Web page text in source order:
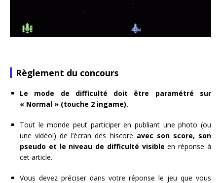
Règlement du concours
Le mode de difficulté doit être paramétré sur
« Normal » (touche 2 ingame).
Tout le monde peut participer en publiant une photo (ou
une vidéo!) de l’écran des hiscore avec son score, son
pseudo et le niveau de difficulté visible en réponse à
cet article.
Vous devez préciser dans votre réponse le jeu que vous